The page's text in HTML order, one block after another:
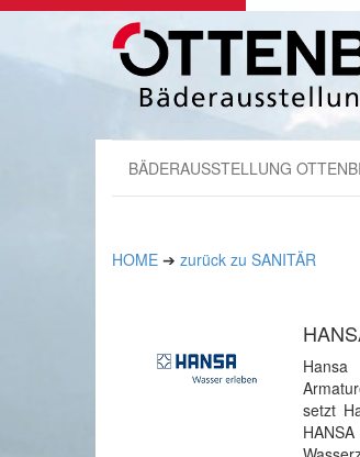
BÄDERAUSSTELLUNG
HOME ➔ zurück zu SANITÄR
setzt